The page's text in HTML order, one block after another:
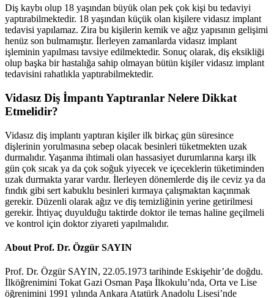
Diş kaybı olup 18 yaşından büyük olan pek çok kişi bu tedaviyi
yaptırabilmektedir. 18 yaşından küçük olan kişilere vidasız implant
tedavisi yapılamaz. Zira bu kişilerin kemik ve ağız yapısının gelişimi
henüz son bulmamıştır. İlerleyen zamanlarda vidasız implant
işleminin yapılması tavsiye edilmektedir. Sonuç olarak, diş eksikliği
olup başka bir hastalığa sahip olmayan bütün kişiler vidasız implant
tedavisini rahatlıkla yaptırabilmektedir.
Vidasız Diş İmpantı Yaptıranlar Nelere Dikkat
Etmelidir?
Vidasız diş implantı yaptıran kişiler ilk birkaç gün süresince
dişlerinin yorulmasına sebep olacak besinleri tüketmekten uzak
durmalıdır. Yaşanma ihtimali olan hassasiyet durumlarına karşı ilk
gün çok sıcak ya da çok soğuk yiyecek ve içeceklerin tüketiminden
uzak durmakta yarar vardır. İlerleyen dönemlerde diş ile ceviz ya da
fındık gibi sert kabuklu besinleri kırmaya çalışmaktan kaçınmak
gerekir. Düzenli olarak ağız ve diş temizliğinin yerine getirilmesi
gerekir. İhtiyaç duyulduğu taktirde doktor ile temas haline geçilmeli
ve kontrol için doktor ziyareti yapılmalıdır.
About Prof. Dr. Özgür SAYIN
Prof. Dr. Özgür SAYIN, 22.05.1973 tarihinde Eskişehir’de doğdu.
İlköğrenimini Tokat Gazi Osman Paşa İlkokulu’nda, Orta ve Lise
öğrenimini 1991 yılında Ankara Atatürk Anadolu Lisesi’nde